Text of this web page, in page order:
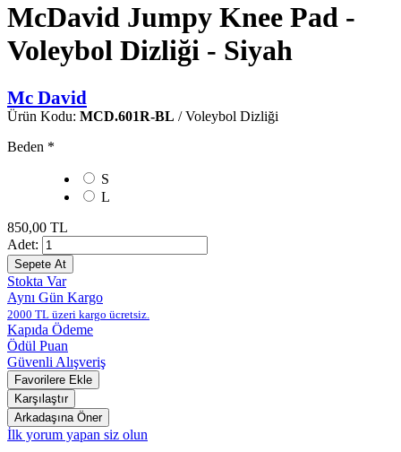
McDavid Jumpy Knee Pad -
Voleybol Dizliği - Siyah
Mc David
Ürün Kodu: MCD.601R-BL / Voleybol Dizliği
Beden *
S
L
850,00 TL
Adet:
Stokta Var
Aynı Gün Kargo
2000 TL üzeri kargo ücretsiz.
Kapıda Ödeme
Ödül Puan
Güvenli Alışveriş
İlk yorum yapan siz olun